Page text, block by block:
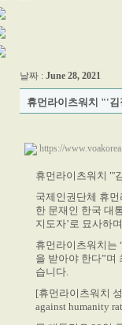
날짜 : June 28, 2021
휴먼라이츠워치 "'
https://
휴먼라이츠워치 "'
국제인권단체 휴
한 문재인 한국 대
지도자’로 묘사하
휴먼라이츠워치는
을 받아야 한다”며
습니다.
[휴먼라이츠워치
against humanity